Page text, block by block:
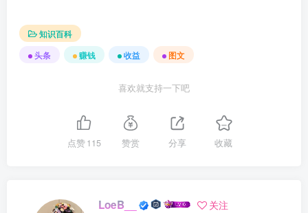
知识百科
头条
赚钱 收益 图文
喜欢就支持一下吧
点赞115 赞赏 分享 收藏
LoeB__ 关注